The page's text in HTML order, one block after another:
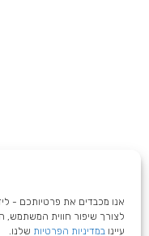
לצורך שיפור חווית המשתמש,
עיינובמדיניות הפרטיות שלנו.